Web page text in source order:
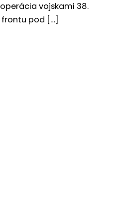
vojskami 38.
frontu pod […]